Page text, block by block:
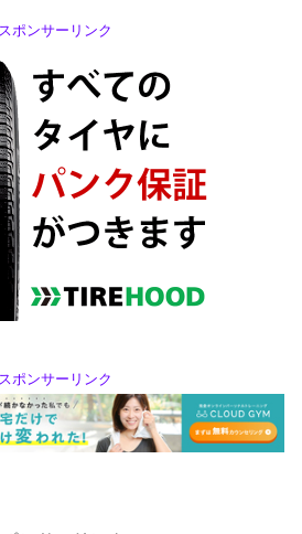
スポンサーリンク
スポンサーリンク